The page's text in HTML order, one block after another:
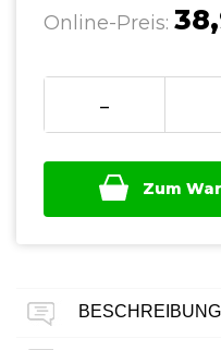
Online-Preis:
-
Zum
BESCHREIBUNG